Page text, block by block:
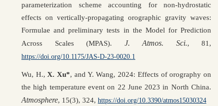
parameterization scheme accounting for non-hydrostatic
effects on vertically-propagating orographic gravity waves:
Formulae and preliminary tests in the Model for Prediction
Across Scales (MPAS). J. Atmos. Sci., 81,
https://doi.org/10.1175/JAS-D-23-0020.1
Wu, H.,X. Xu*, and Y. Wang, 2024: Effects of orography on
the high temperature event on 22 June 2023 in North China.
Atmosphere, 15(3), 324, https://doi.org/10.3390/atmos15030324